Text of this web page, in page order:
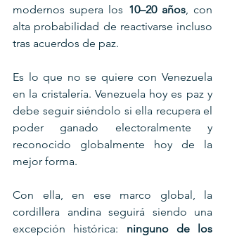
modernos supera los 10–20 años, con
alta probabilidad de reactivarse incluso
tras acuerdos de paz.
Es lo que no se quiere con Venezuela
en la cristalería. Venezuela hoy es paz y
debe seguir siéndolo si ella recupera el
poder ganado electoralmente y
reconocido globalmente hoy de la
mejor forma.
Con ella, en ese marco global, la
cordillera andina seguirá siendo una
excepción histórica: ninguno de los